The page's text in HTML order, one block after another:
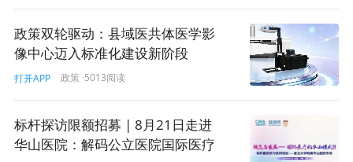
于医生没有充分的时间去跟患者沟通。
现实当中，公立医院这么多病人，规定时间后，很多病人
会看不上。堆积的病人也会比较多，有的患者会看病更
难。当然，这也是现实的问题。因此，“接诊不低于10分
钟”的可行性在于相关配套的措施一定要跟进。比方说双向
转诊，电话预约等这些工作要跟上，那么这项措施才会“落
地”。
政策双轮驱动：县域医共体医学影
像中心迈入标准化建设新阶段
打开APP 政策 ·5013阅读
标杆探访限额招募 | 8月21日走进
华山医院：解码公立医院国际医疗